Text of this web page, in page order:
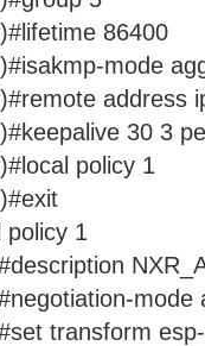
86400
mode
address
30 3
policy 1
policy 1
mode
transform